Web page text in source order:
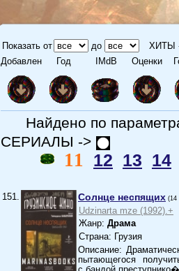
Показать от до
ХИТЫ
Добавлен Год IMdB Оценки
Найдено по
СЕРИАЛЫ ->
11 12 13 14
151. Солнце неспящих (14
Udzinarta mze (1992).+
Жанр: Драма
Страна: Грузия
Описание:
пытающегося